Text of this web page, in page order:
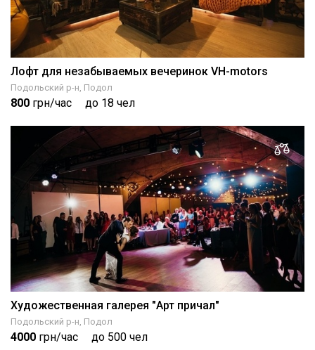
Лофт для незабываемых вечеринок VH-motors
Подольский р-н, Подол
800 грн/час до 18 чел
Художественная галерея "Арт причал"
Подольский р-н, Подол
4000 грн/час до 500 чел